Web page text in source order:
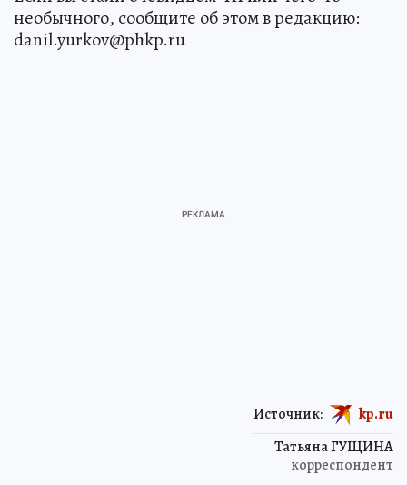
необычного, сообщите об этом в редакцию:
danil.yurkov@phkp.ru
Татьяна ГУЩИНА
корреспондент
Источник: kp.ru